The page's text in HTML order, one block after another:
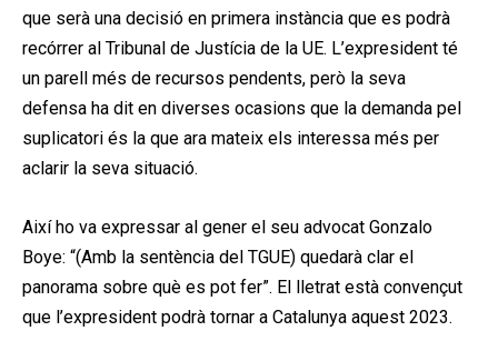
que serà una decisió en primera instància que es podrà
recórrer al Tribunal de Justícia de la UE. L’expresident té
un parell més de recursos pendents, però la seva
defensa ha dit en diverses ocasions que la demanda pel
suplicatori és la que ara mateix els interessa més per
aclarir la seva situació.
Així ho va expressar al gener el seu advocat Gonzalo
Boye: “(Amb la sentència del TGUE) quedarà clar el
panorama sobre què es pot fer”. El lletrat està convençut
que l’expresident podrà tornar a Catalunya aquest 2023.